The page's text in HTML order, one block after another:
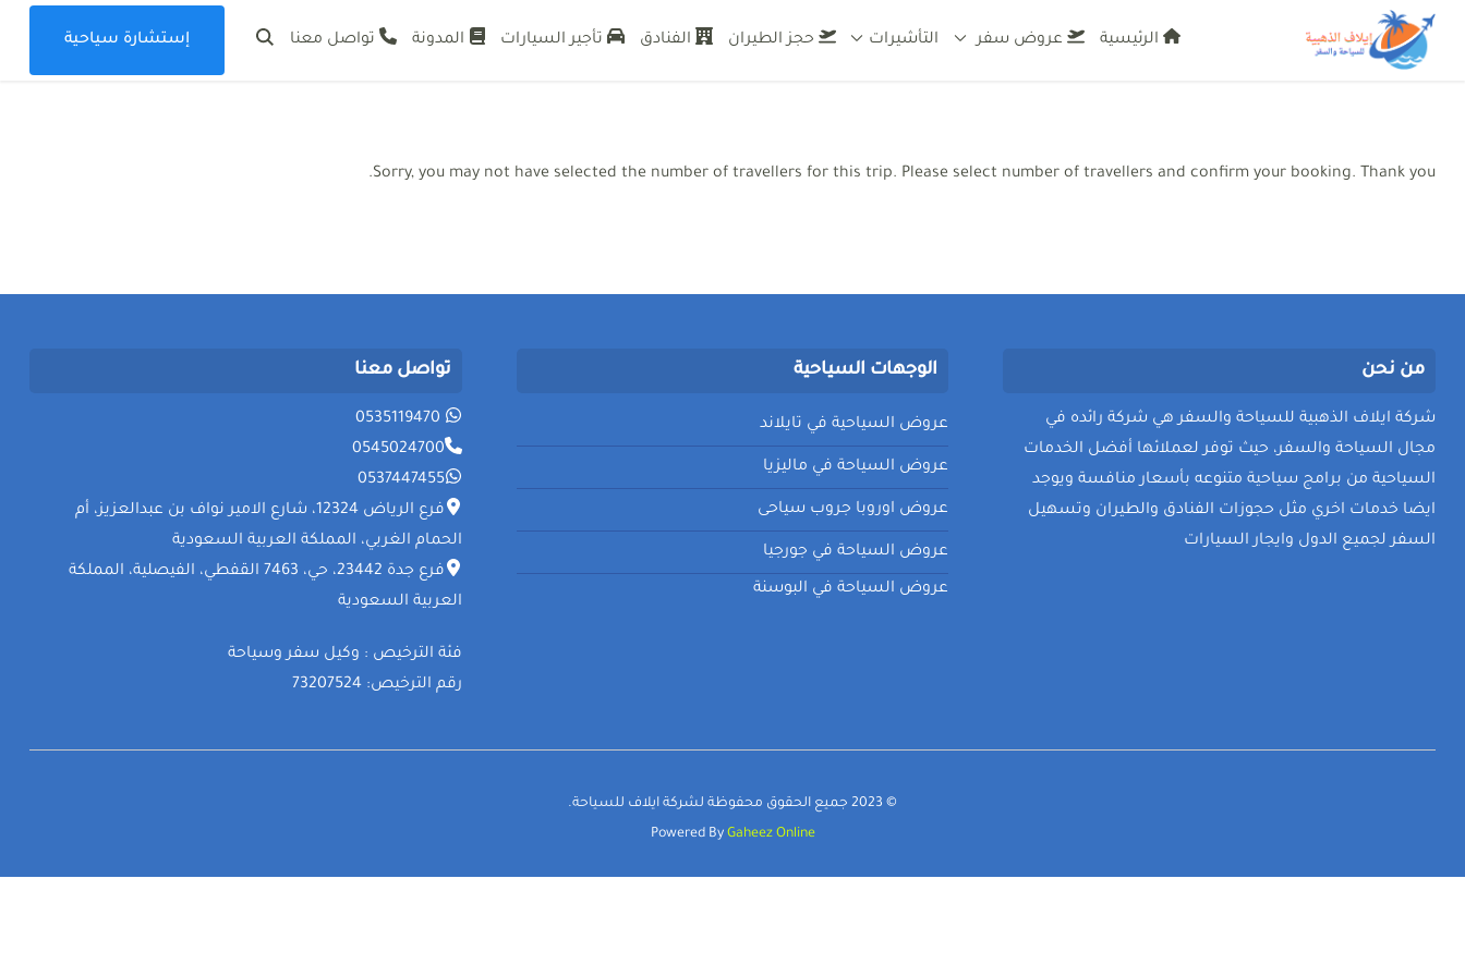
الرئيسية عروض سفر التأشيرات حجز الطيران الفنادق تأجير السيارات المدونة تواصل معنا إستشارة سياحية
Sorry, you may not have selected the number of travellers for this trip. Please select number of travellers and confirm your booking. Thank you.
من نحن
شركة ايلاف الذهبية للسياحة والسفر هي شركة رائده في
مجال السياحة والسفر، حيث توفر لعملائها أفضل الخدمات
السياحية من برامج سياحية متنوعه بأسعار منافسة ويوجد
ايضا خدمات اخري مثل حجوزات الفنادق والطيران وتسهيل
السفر لجميع الدول وايجار السيارات
الوجهات السياحية
عروض السياحية في تايلاند
عروض السياحة في ماليزيا
عروض اوروبا جروب سياحى
عروض السياحة في جورجيا
عروض السياحة في البوسنة
تواصل معنا
0545024700
0537447455
فرع الرياض 12324، شارع الامير نواف بن عبدالعزيز، أم
الحمام الغربي، المملكة العربية السعودية
فرع جدة 23442، حي، 7463 القفطي، الفيصلية، المملكة
العربية السعودية
فئة الترخيص : وكيل سفر وسياحة
رقم الترخيص: 73207524
© 2023 جميع الحقوق محفوظة لشركة ايلاف للسياحة.
Powered By Gaheez Online